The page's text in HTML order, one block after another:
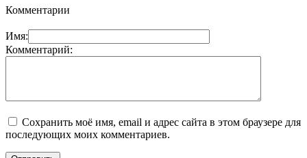
Комментарии
Имя:
Комментарий:
Сохранить моё имя, email и адрес сайта в этом браузере для
последующих моих комментариев.